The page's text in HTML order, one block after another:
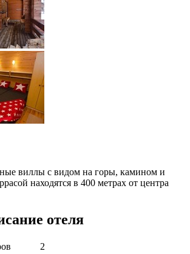
виллы с видом на горы, камином и
находятся в 400 метрах от центра
отеля
2